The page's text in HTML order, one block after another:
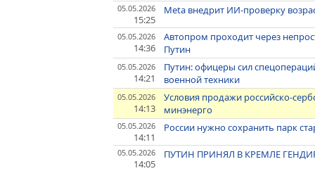
05.05.2026
15:25
Meta внедрит ИИ-проверку
05.05.2026
14:36
Автопром проходит через
Путин
05.05.2026
14:21
Путин: офицеры сил
военной техники
05.05.2026
14:13
Условия продажи российско-
минэнерго
05.05.2026
14:11
России нужно сохранить парк
05.05.2026
14:05
ПУТИН ПРИНЯЛ В КРЕМЛЕ